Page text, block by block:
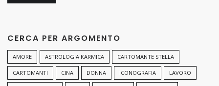
CERCA PER ARGOMENTO
AMORE ASTROLOGIA KARMICA CARTOMANTE STELLA
CARTOMANTI CINA DONNA ICONOGRAFIA LAVORO